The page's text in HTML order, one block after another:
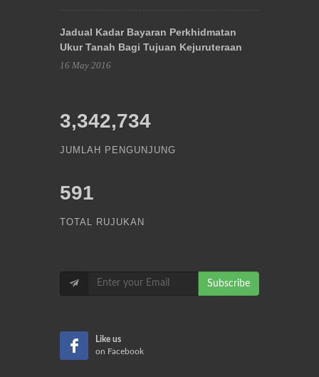
Jadual Kadar Bayaran Perkhidmatan
Ukur Tanah Bagi Tujuan Kejuruteraan
16 May 2016
3,342,734
JUMLAH PENGUNJUNG
591
TOTAL RUJUKAN
Subscribe
Like us
on Facebook